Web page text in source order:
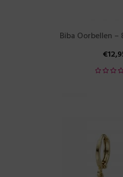
Biba Oorbellen –
€